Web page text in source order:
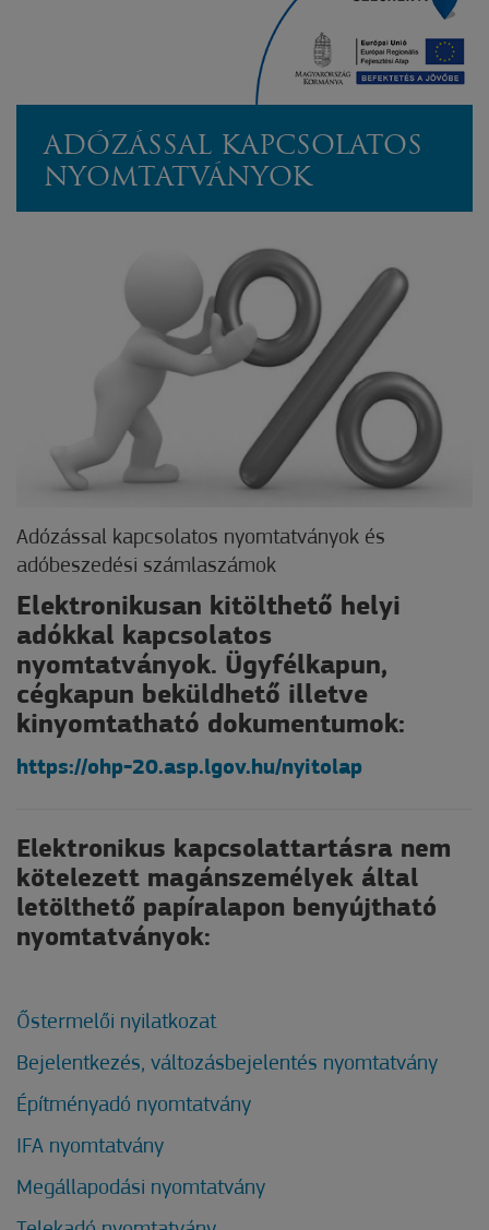
ADÓZÁSSAL KAPCSOLATOS
NYOMTATVÁNYOK
Adózással kapcsolatos nyomtatványok és
adóbeszedési számlaszámok
Elektronikusan kitölthető helyi
adókkal kapcsolatos
nyomtatványok. Ügyfélkapun,
cégkapun beküldhető illetve
kinyomtatható dokumentumok:
https://ohp-20.asp.lgov.hu/nyitolap
Elektronikus kapcsolattartásra nem
kötelezett magánszemélyek által
letölthető papíralapon benyújtható
nyomtatványok:
Őstermelői nyilatkozat
Bejelentkezés, változásbejelentés nyomtatvány
Építményadó nyomtatvány
IFA nyomtatvány
Megállapodási nyomtatvány